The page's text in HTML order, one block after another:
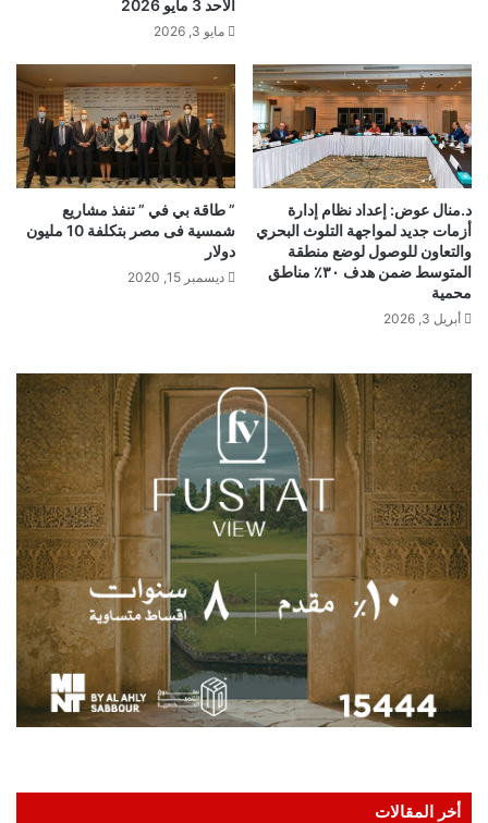
الأحد 3 مايو 2026
مايو 3, 2026
د.منال عوض: إعداد نظام إدارة
أزمات جديد لمواجهة التلوث البحري
والتعاون للوصول لوضع منطقة
المتوسط ضمن هدف ٣٠٪؜ مناطق
محمية
أبريل 3, 2026
” طاقة بي في ” تنفذ مشاريع
شمسية فى مصر بتكلفة 10 مليون
دولار
ديسمبر 15, 2020
أخر المقالات